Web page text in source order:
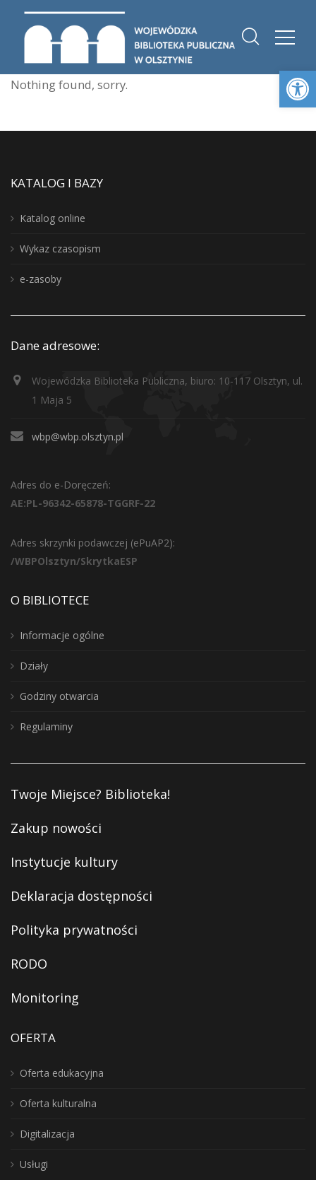
Nothing found, sorry.
KATALOG I BAZY
Katalog online
Wykaz czasopism
e-zasoby
Dane adresowe:
Wojewódzka Biblioteka Publiczna, biuro: 10-117 Olsztyn, ul.
1 Maja 5
wbp@wbp.olsztyn.pl
Adres do e-Doręczeń:
AE:PL-96342-65878-TGGRF-22
Adres skrzynki podawczej (ePuAP2):
/WBPOlsztyn/SkrytkaESP
O BIBLIOTECE
Informacje ogólne
Działy
Godziny otwarcia
Regulaminy
Twoje Miejsce? Biblioteka!
Zakup nowości
Instytucje kultury
Deklaracja dostępności
Polityka prywatności
RODO
Monitoring
OFERTA
Oferta edukacyjna
Oferta kulturalna
Digitalizacja
Usługi